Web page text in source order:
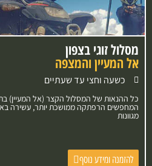
מסלול זוגי בצפון
אל המעיין והמצפה
כשעה וחצי עד שעתיים
כל ההנאות של המסלול הקצר (אל המעיין)
המחפשים הרפתקה ממושכת יותר, עשירה
מגוונות
להזמנה ומידע נוסף